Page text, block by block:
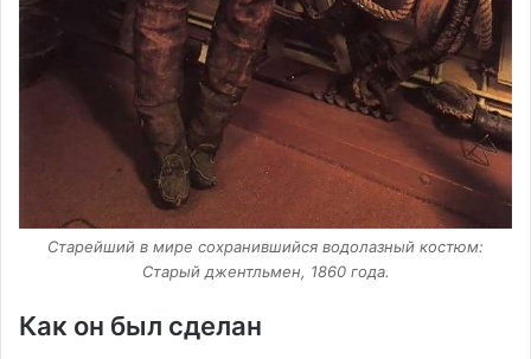
Старейший в мире сохранившийся водолазный костюм:
Старый джентльмен, 1860 года.
Как он был сделан